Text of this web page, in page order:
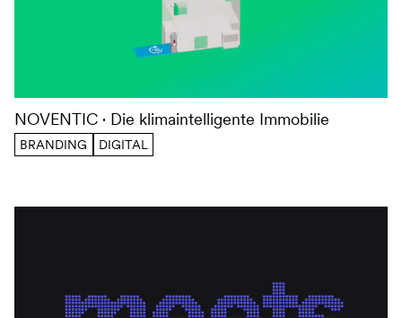
NOVENTIC Die klimaintelligente Immobilie
BRANDING DIGITAL